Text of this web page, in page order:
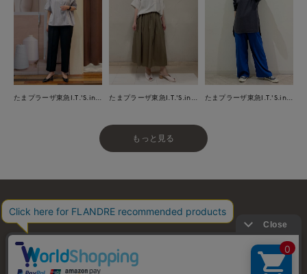
もっと見る
お問い合わせ 利用規約 プライバシーポリシー
特定商取引・古物営業法に基づく表示